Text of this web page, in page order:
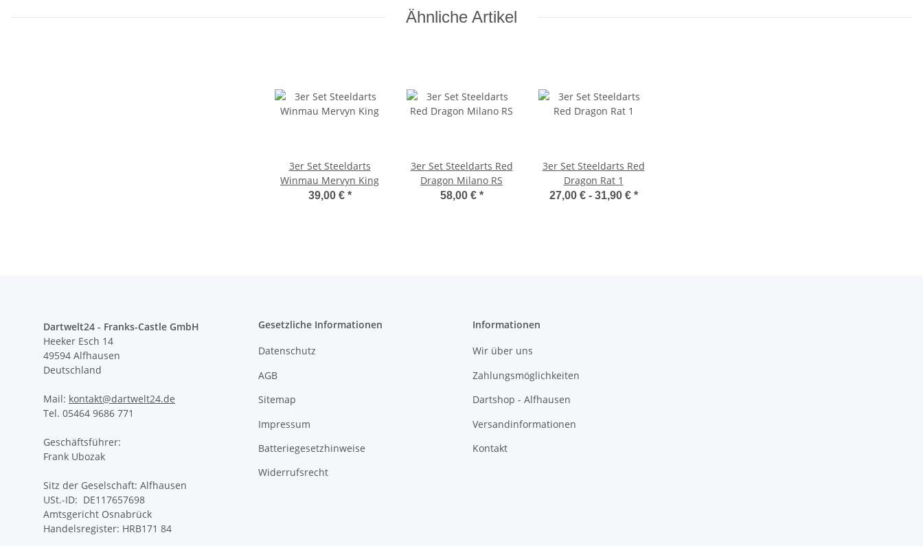
Ähnliche Artikel
3er Set Steeldarts
Winmau Mervyn King
39,00 € *
3er Set Steeldarts Red
Dragon Milano RS
58,00 € *
3er Set Steeldarts Red
Dragon Rat 1
27,00 € - 31,90 € *
Dartwelt24 - Franks-Castle GmbH
Heeker Esch 14
49594 Alfhausen
Deutschland
Mail: kontakt@dartwelt24.de
Tel. 05464 9686 771
Geschäftsführer:
Frank Ubozak
Sitz der Geselschaft: Alfhausen
USt.-ID: DE117657698
Amtsgericht Osnabrück
Handelsregister: HRB171 84
Gesetzliche Informationen
Datenschutz
AGB
Sitemap
Impressum
Batteriegesetzhinweise
Widerrufsrecht
Informationen
Wir über uns
Zahlungsmöglichkeiten
Dartshop - Alfhausen
Versandinformationen
Kontakt